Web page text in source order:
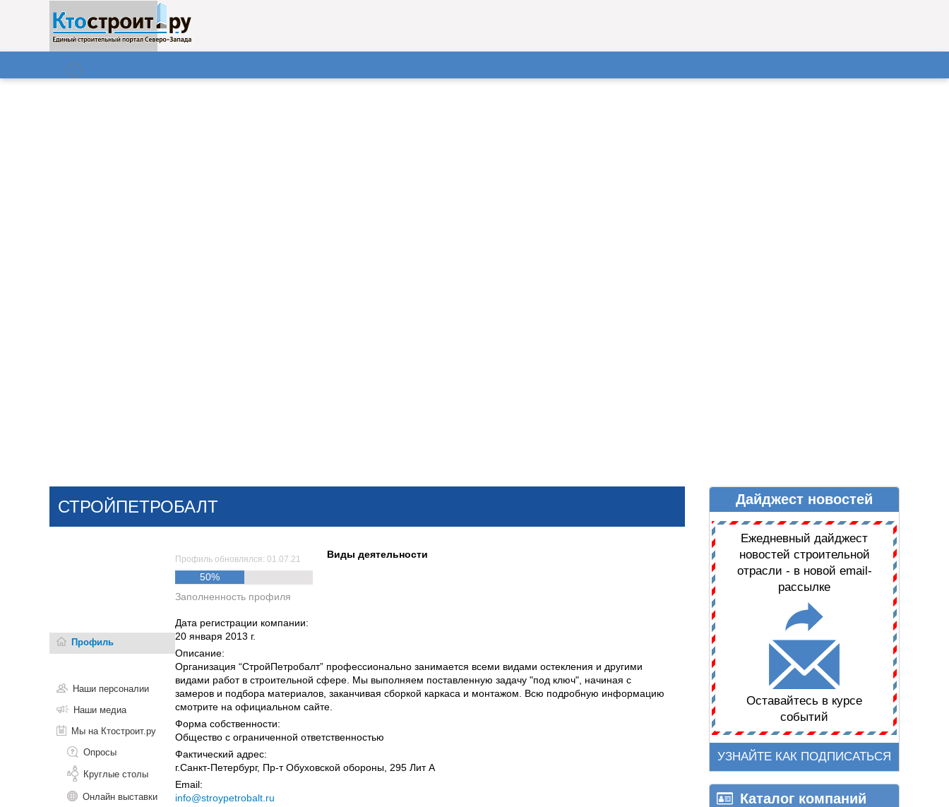
Поиск
НОВОСТИ СТАТЬИ ДАЙДЖЕСТ НОВОСТЕЙ
СТРОЙПЕТРОБАЛТ
Профиль
Наши персоналии
Наши медиа
Мы на Ктостроит.ру
Опросы
Круглые столы
Онлайн выставки
Профиль обновлялся: 01.07.21
50%
Заполненность профиля
Виды деятельности
Дата регистрации компании:
20 января 2013 г.
Описание:
Организация “СтройПетробалт” профессионально занимается всеми видами остекления и другими
видами работ в строительной сфере. Мы выполняем поставленную задачу "под ключ", начиная с
замеров и подбора материалов, заканчивая сборкой каркаса и монтажом. Всю подробную информацию
смотрите на официальном сайте.
Форма собственности:
Общество с ограниченной ответственностью
Фактический адрес:
г.Санкт-Петербург, Пр-т Обуховской обороны, 295 Лит А
Email:
info@stroypetrobalt.ru
Дайджест новостей
Ежедневный дайджест
новостей строительной
отрасли - в новой email-
рассылке
Оставайтесь в курсе
событий
УЗНАЙТЕ КАК ПОДПИСАТЬСЯ
Каталог компаний